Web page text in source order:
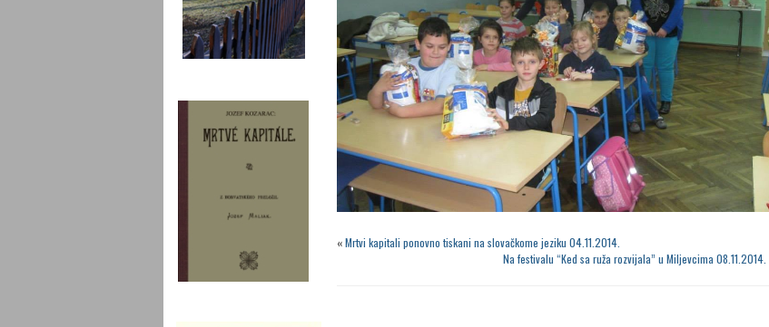
«Mrtvi kapitali ponovno tiskani na slovačkome jeziku 04.11.2014.
Na festivalu “Ked sa ruža rozvijala” u Miljevcima 08.11.2014.